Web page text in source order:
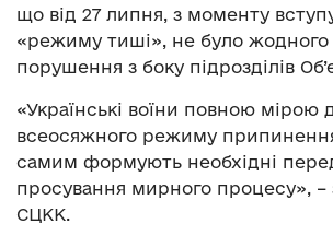
що від 27 липня, з моменту
«режиму тиші», не було жодного
порушення з боку підрозділів
«Українські воїни повною мірою
всеосяжного режиму
самим формують необхідні
просування мирного процесу», –
СЦКК.